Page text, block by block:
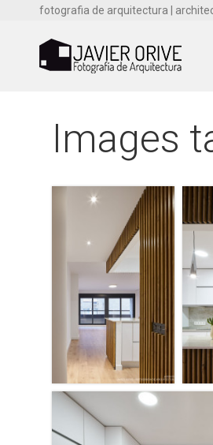
fotografia de arquitectura |
Images